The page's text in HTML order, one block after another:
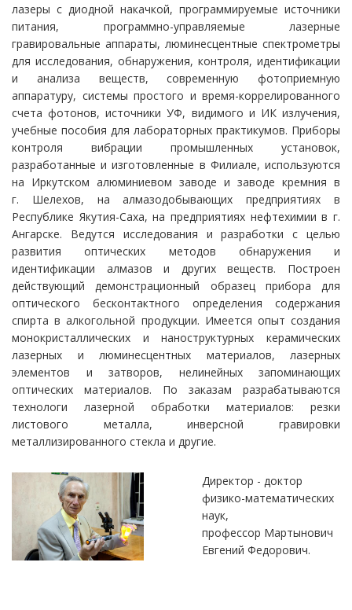
лазеры с диодной накачкой, программируемые источники
питания, программно-управляемые лазерные
гравировальные аппараты, люминесцентные спектрометры
для исследования, обнаружения, контроля, идентификации
и анализа веществ, современную фотоприемную
аппаратуру, системы простого и время-коррелированного
счета фотонов, источники УФ, видимого и ИК излучения,
учебные пособия для лабораторных практикумов. Приборы
контроля вибрации промышленных установок,
разработанные и изготовленные в Филиале, используются
на Иркутском алюминиевом заводе и заводе кремния в
г. Шелехов, на алмазодобывающих предприятиях в
Республике Якутия-Саха, на предприятиях нефтехимии в г.
Ангарске. Ведутся исследования и разработки с целью
развития оптических методов обнаружения и
идентификации алмазов и других веществ. Построен
действующий демонстрационный образец прибора для
оптического бесконтактного определения содержания
спирта в алкогольной продукции. Имеется опыт создания
монокристаллических и наноструктурных керамических
лазерных и люминесцентных материалов, лазерных
элементов и затворов, нелинейных запоминающих
оптических материалов. По заказам разрабатываются
технологи лазерной обработки материалов: резки
листового металла, инверсной гравировки
металлизированного стекла и другие.
Директор - доктор
физико-математических
наук,
профессор Мартынович
Евгений Федорович.